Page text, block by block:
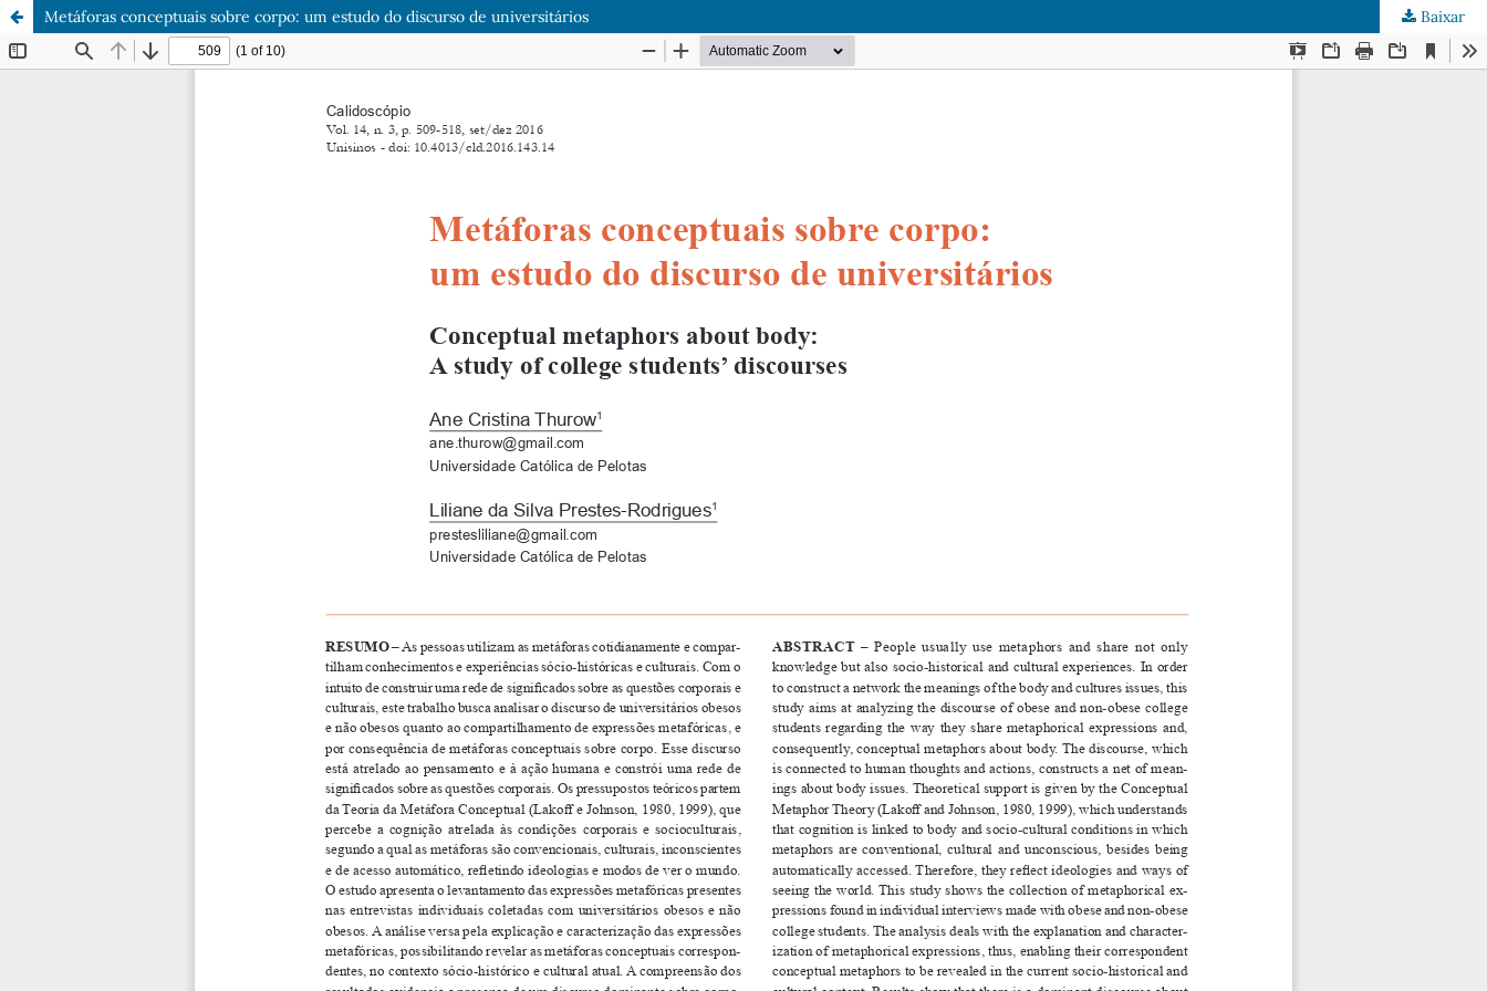
Metáforas conceptuais sobre corpo: um estudo do discurso de universitários Baixar